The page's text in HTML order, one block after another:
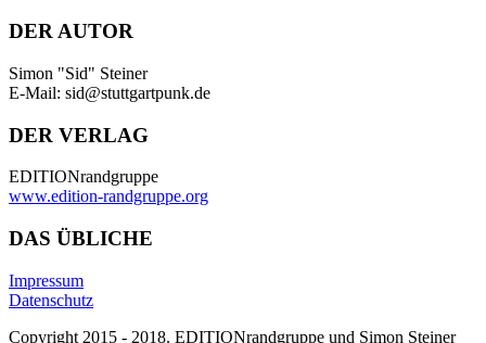
DER AUTOR
Simon "Sid" Steiner
E-Mail: sid@stuttgartpunk.de
DER VERLAG
EDITIONrandgruppe
www.edition-randgruppe.org
DAS ÜBLICHE
Impressum
Datenschutz
Copyright 2015 - 2018. EDITIONrandgruppe und Simon Steiner